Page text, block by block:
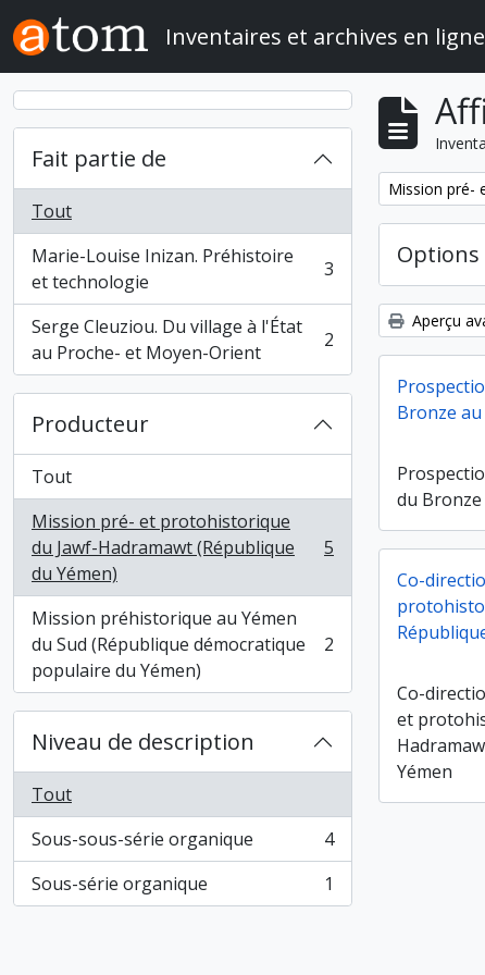
Skip to main content
Inventaires et archives en ligne
Fait partie de
Tout
Marie-Louise Inizan. Préhistoire
et technologie
, 3 résultats 3
Serge Cleuziou. Du village à l'État
au Proche- et Moyen-Orient
, 2 résultats 2
Producteur
Tout
Mission pré- et protohistorique
du Jawf-Hadramawt (République
du Yémen)
, 5 résultats 5
Mission préhistorique au Yémen
du Sud (République démocratique
populaire du Yémen)
, 2 résultats 2
Niveau de description
Tout
Sous-sous-série organique
, 4 résultats
4
Sous-série organique
, 1 résultats 1
Remove filter:
Mission pré-
Options
Aperçu
Bronze au
du Bronze
Co-
Co-
et
Yémen